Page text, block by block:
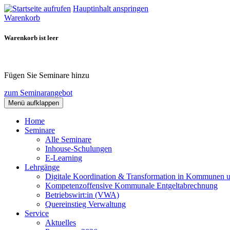
Hauptinhalt anspringen
Warenkorb
Warenkorb ist leer
Fügen Sie Seminare hinzu
zum Seminarangebot
Menü aufklappen
Home
Seminare
Alle Seminare
Inhouse-Schulungen
E-Learning
Lehrgänge
Digitale Koordination & Transformation in Kommunen
Kompetenzoffensive Kommunale Entgeltabrechnung
Betriebswirt:in (VWA)
Quereinstieg Verwaltung
Service
Aktuelles